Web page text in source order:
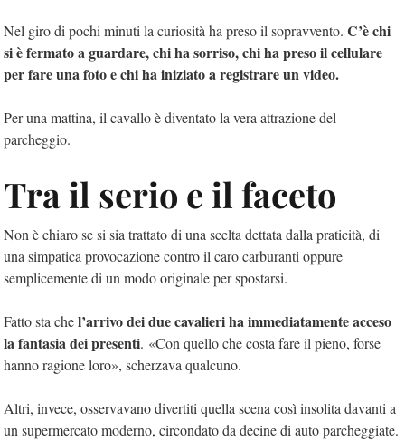
Nel giro di pochi minuti la curiosità ha preso il sopravvento. C’è chi
si è fermato a guardare, chi ha sorriso, chi ha preso il cellulare
per fare una foto e chi ha iniziato a registrare un video.
Per una mattina, il cavallo è diventato la vera attrazione del
parcheggio.
Tra il serio e il faceto
Non è chiaro se si sia trattato di una scelta dettata dalla praticità, di
una simpatica provocazione contro il caro carburanti oppure
semplicemente di un modo originale per spostarsi.
Fatto sta chel’arrivo dei due cavalieri ha immediatamente acceso
la fantasia dei presenti. «Con quello che costa fare il pieno, forse
hanno ragione loro», scherzava qualcuno.
Altri, invece, osservavano divertiti quella scena così insolita davanti a
un supermercato moderno, circondato da decine di auto parcheggiate.